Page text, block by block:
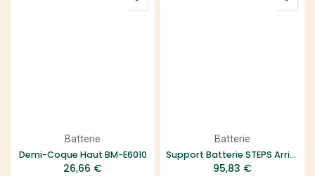
Batterie
Demi-Coque Haut BM-E6010
26,66 €
Batterie
Support Batterie STEPS Arriere BT-E6000 ABUS
95,83 €